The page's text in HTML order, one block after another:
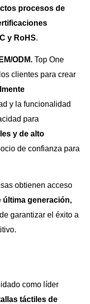
procesos de
y RoHS.
ODM. Top One
clientes para crear
y la funcionalidad
para
y de alto
de confianza para
obtienen acceso
última generación,
garantizar el éxito a
como líder
táctiles de